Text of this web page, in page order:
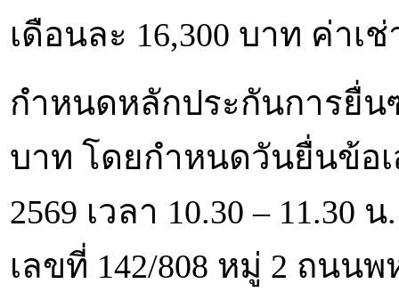
เดือนละ 16,300 บาท ค่าเ
กำหนดหลักประกันการยื่น
บาท โดยกำหนดวันยื่นข้อ
2569 เวลา 10.30 –
เลขที่ 142/808 หมู่ 2 ถนน